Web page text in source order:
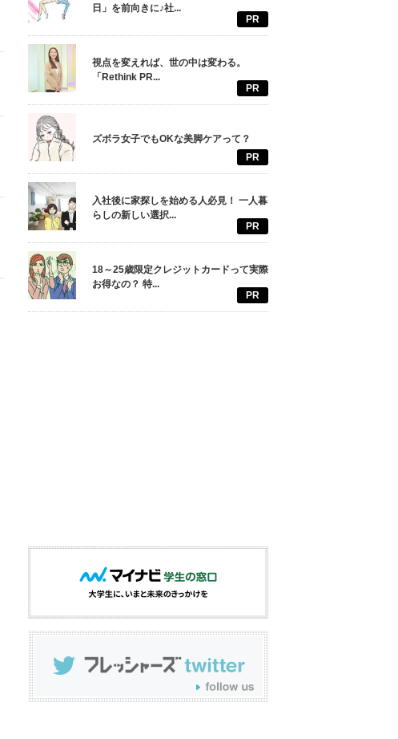
日」を前向きに♪社...
PR
視点を変えれば、世の中は変わる。
「Rethink PR...
PR
ズボラ女子でもOKな美脚ケアって？
PR
入社後に家探しを始める人必見！ 一人暮
らしの新しい選択...
PR
18～25歳限定クレジットカードって実際
お得なの？ 特...
PR